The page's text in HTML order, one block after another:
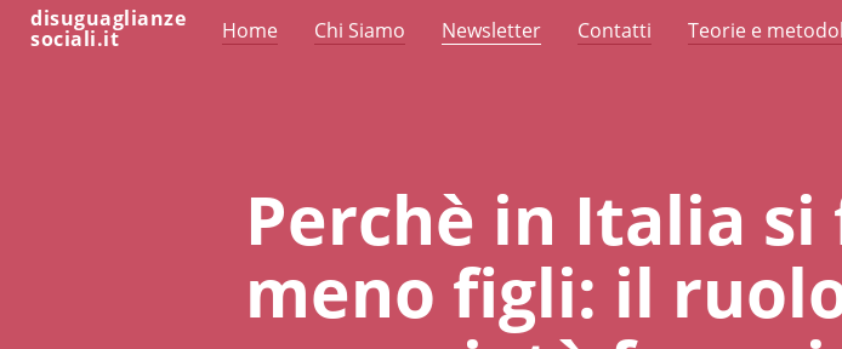
disuguaglianze
sociali.it Home Chi Siamo Newsletter Contatti Teorie e
Perchè in Italia
meno figli: il